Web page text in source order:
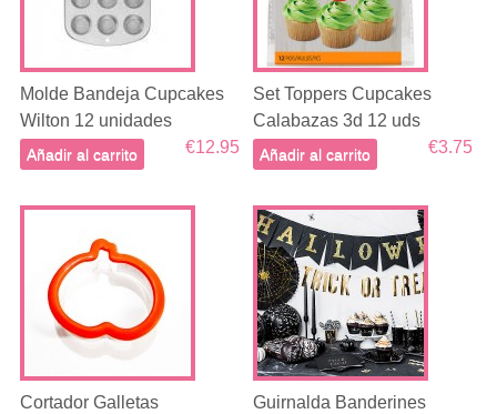
Molde Bandeja Cupcakes
Wilton 12 unidades
€12.95
Añadir al carrito
Set Toppers Cupcakes
Calabazas 3d 12 uds
€3.75
Añadir al carrito
Cortador Galletas
Guirnalda Banderines